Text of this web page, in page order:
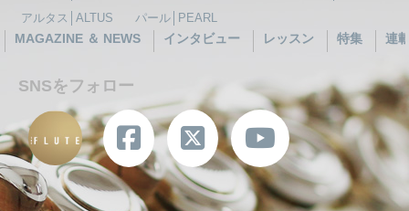
アルタス│ALTUS
パール│PEARL
MAGAZINE ＆ NEWS インタビュー レッスン 特集 連
SNSをフォロー